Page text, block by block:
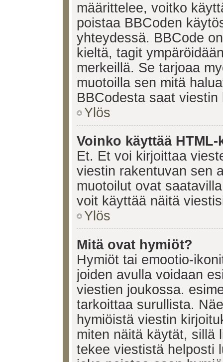
määrittelee, voitko
poistaa BBCoden
yhteydessä. BBCode
kieltä, tagit
merkeillä. Se tarjoaa
muotoilla sen mitä
BBCodesta saat
Ylös
Voinko käyttää
Et. Et voi kirjoittaa
viestin rakentuvan sen
muotoilut ovat
voit käyttää näitä
Ylös
Mitä ovat hymiöt?
Hymiöt tai emootio-
joiden avulla voidaan
viestien joukossa.
tarkoittaa surullista.
hymiöistä viestin
miten näitä käytät, sillä
tekee viestistä helposti